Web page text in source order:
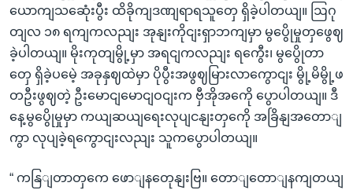
ယောကျသဆေုံးပွီး ထိခိုကျဒဏျရာရသူတှေ ရှိခဲ့ပါတယျ။ ဩဂု
တျလ ၁၈ ရကျကလညျး အုနျးကိုငျးရှာဘကျမှာ မွပွေိုမှုတှဖွေဈ
ခဲ့ပါတယျ။ မိုးကုတျမွို့မှာ အရငျကလညျး ရကွေီး၊ မွပွေိုတာ
တှေ ရှိခဲ့ပမေဲ့ အခုနှဈထဲမှာ ပိုပွီးအဖွဈမြားလာကွောငျး မွို့မိမွို့ဖ
တဦးဖွဈတဲ့ ဦးမောငျမောငျဝငျးက ဗှီအိုအကေို ပွောပါတယျ။ ဒီ
နေ့မွပွေိုမှုမှာ ကယျဆယျရေးလုပျငနျးတှကေို အခြိနျအတောျ
ကွာ လုပျခဲ့ရကွောငျးလညျး သူကပွောပါတယျ။
“ ကနြျတာတှကေ ဖောျနတေုနျးဗြ။ တောျတောျနကျတယျ